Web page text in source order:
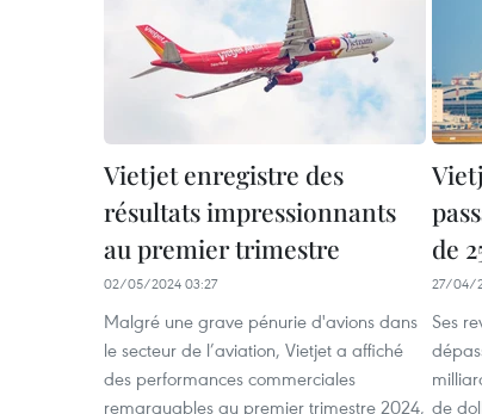
Vietjet enregistre des
résultats impressionnants
au premier trimestre
02/05/2024 03:27
Malgré une grave pénurie d'avions dans
le secteur de l’aviation, Vietjet a affiché
des performances commerciales
remarquables au premier trimestre 2024,
de
27/04/
Ses
de